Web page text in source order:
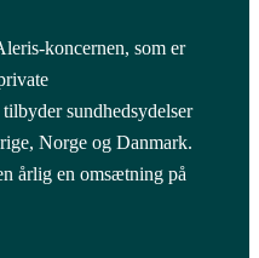
koncernen, som er
sundhedsydelser
Norge og Danmark.
årlig en omsætning på